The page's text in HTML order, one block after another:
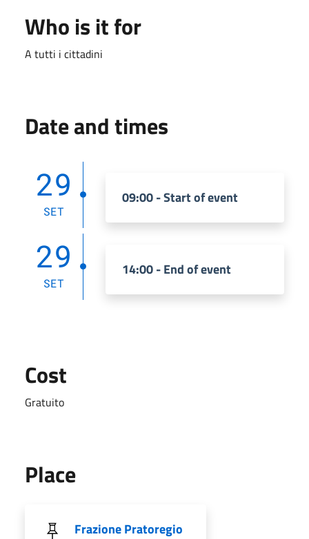
Who is it for
A tutti i cittadini
Date and times
29
SET
09:00 - Start of event
29
SET
14:00 - End of event
Cost
Gratuito
Place
Frazione Pratoregio